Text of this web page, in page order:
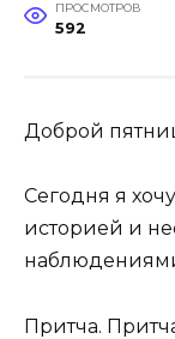
ПРОСМОТРОВ
592
Доброй
Сегодня я
историей и
Притча.